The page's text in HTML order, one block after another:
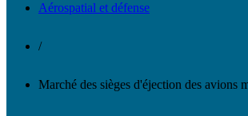
Aérospatial et défense
/
Marché des sièges d'éjection des avions